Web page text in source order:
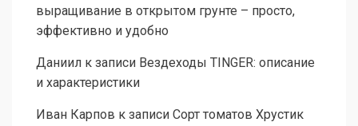
выращивание в открытом грунте – просто,
эффективно и удобно
Даниил к записи Вездеходы TINGER: описание
и характеристики
Иван Карпов к записи Сорт томатов Хрустик